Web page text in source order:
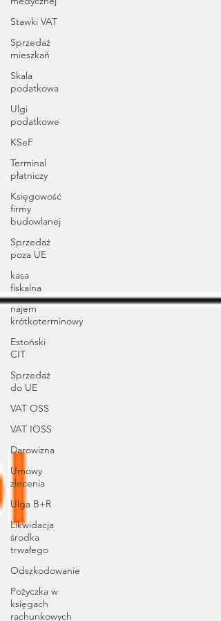
Stawki VAT
Sprzedaż
mieszkań
Skala
podatkowa
Ulgi
podatkowe
KSeF
Terminal
płatniczy
Księgowość
firmy
budowlanej
Sprzedaż
poza UE
kasa
fiskalna
najem
krótkoterminowy
Estoński
CIT
Sprzedaż
do UE
VAT OSS
VAT IOSS
Darowizna
Umowy
zlecenia
Ulga B+R
Likwidacja
środka
trwałego
Odszkodowanie
Pożyczka w
księgach
rachunkowych